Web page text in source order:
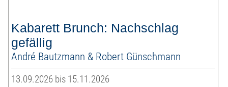
Kabarett Brunch: Nachschlag
gefällig
André Bautzmann & Robert Günschmann
13.09.2026 bis 15.11.2026